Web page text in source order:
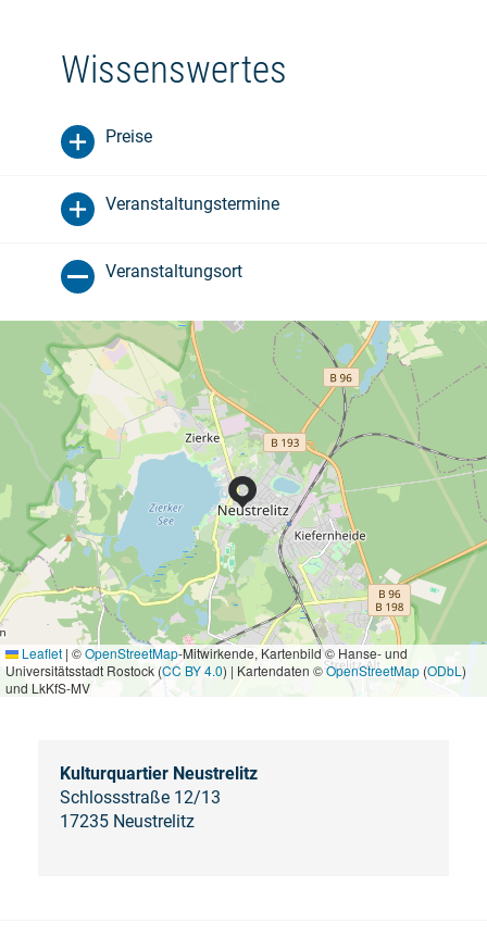
Wissenswertes
Preise
Veranstaltungstermine
Veranstaltungsort
Leaflet | ©OpenStreetMap-Mitwirkende, Kartenbild © Hanse- und
Universitätsstadt Rostock (CC BY 4.0) | Kartendaten ©OpenStreetMap (ODbL )
und LkKfS-MV
Kulturquartier Neustrelitz
Schlossstraße 12/13
17235 Neustrelitz